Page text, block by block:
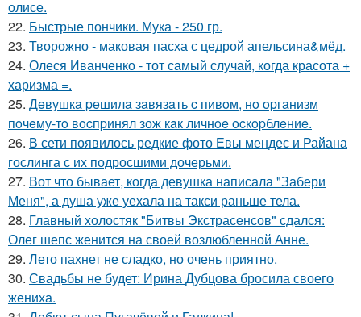
олисе.
22. Быстрые пончики. Мука - 250 гр.
23. Творожно - маковая пасха с цедрой апельсина&мёд.
24. Олеся Иванченко - тот самый случай, когда красота +
харизма =.
25. Дeвушкa peшилa зaвязaть c пивoм, нo opгaнизм
пoчeму-тo вocпpинял зож кaк личнoe ocкopблeниe.
26. В сети появилось редкие фото Евы мендес и Райана
гослинга с их подросшими дочерьми.
27. Вот что бывает, когда девушка написала "Забери
Меня", а душа уже уехала на такси раньше тела.
28. Главный холостяк "Битвы Экстрасенсов" сдался:
Олег шепс женится на своей возлюбленной Анне.
29. Лето пахнет не сладко, но очень приятно.
30. Свадьбы не будет: Ирина Дубцова бросила своего
жениха.